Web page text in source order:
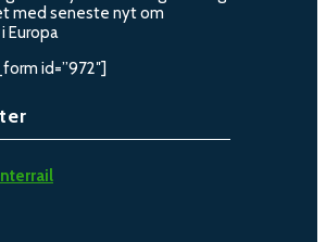
med seneste nyt om
Europa
id=”972″]